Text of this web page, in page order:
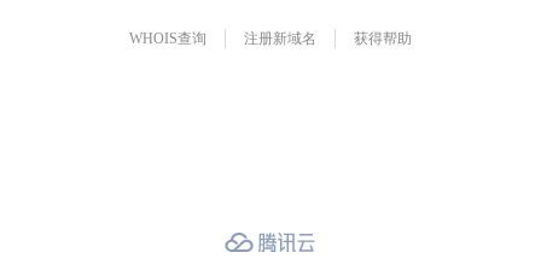
WHOIS查询 注册新域名 获得帮助